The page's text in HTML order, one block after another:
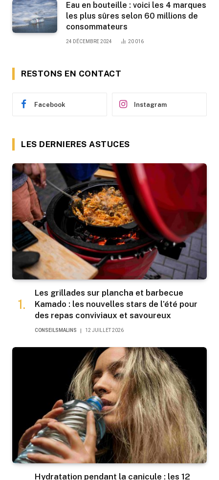
Eau en bouteille : voici les 4 marques
les plus sûres selon 60 millions de
consommateurs
24 DÉCEMBRE 2024 20 016
RESTONS EN CONTACT
Facebook Instagram
LES DERNIERES ASTUCES
Les grillades sur plancha et barbecue
Kamado : les nouvelles stars de l’été pour
des repas conviviaux et savoureux
CONSEILSMALINS 12 JUILLET 2026
Hydratation pendant la canicule : les 12